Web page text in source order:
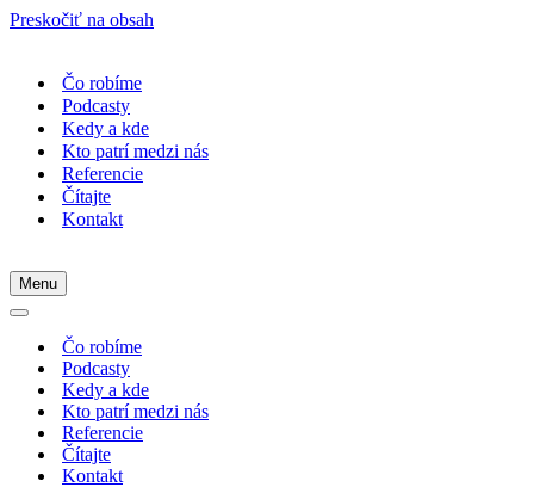
Preskočiť na obsah
Čo robíme
Podcasty
Kedy a kde
Kto patrí medzi nás
Referencie
Čítajte
Kontakt
Menu
Menu
Menu
navigácieČo robíme
Podcasty
Kedy a kde
Kto patrí medzi nás
Referencie
Čítajte
Kontakt